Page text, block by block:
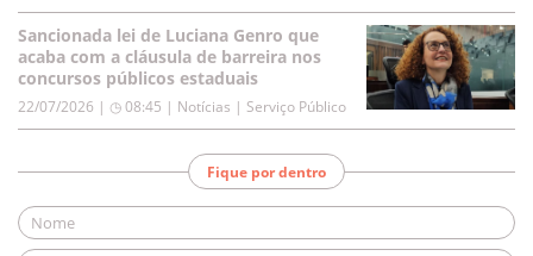
Sancionada lei de Luciana Genro que
acaba com a cláusula de barreira nos
concursos públicos estaduais
22/07/2026 | ◷ 08:45 | Notícias | Serviço Público
Fique por dentro